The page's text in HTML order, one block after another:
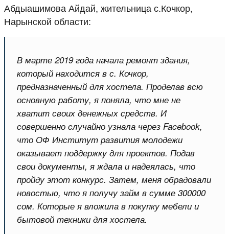
Абдыашимова Айдай, жительница с.Кочкор,
Нарынской области:
В марте 2019 года начала ремонт здания,
который находится в с. Кочкор,
предназначенный для хостела. Проделав всю
основную работу, я поняла, что мне не
хватит своих денежных средств. И
совершенно случайно узнала через Facebook,
что ОФ Институт развития молодежи
оказывает поддержку для проектов. Подав
свои документы, я ждала и надеялась, что
пройду этот конкурс. Затем, меня обрадовали
новостью, что я получу займ в сумме 300000
сом. Которые я вложила в покупку мебели и
бытовой техники для хостела.